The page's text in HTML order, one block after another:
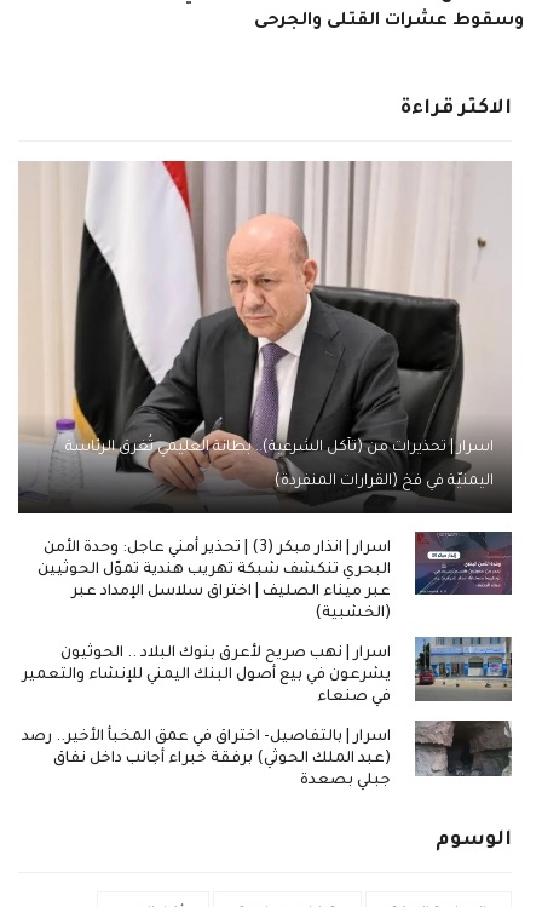
وسقوط عشرات القتلى والجرحى
الاكثر قراءة
اسرار | تحذيرات من (تآكل الشرعية).. بطانة العليمي تُغرق الرئاسة
اليمنيّة في فخ (القرارات المنفردة)
اسرار | انذار مبكر (3) | تحذير أمني عاجل: وحدة الأمن
البحري تنكشف شبكة تهريب هندية تموّل الحوثيين
عبر ميناء الصليف | اختراق سلاسل الإمداد عبر
(الخشبية)
اسرار | نهب صريح لأعرق بنوك البلاد .. الحوثيون
يشرعون في بيع أصول البنك اليمني للإنشاء والتعمير
في صنعاء
اسرار | بالتفاصيل- اختراق في عمق المخبأ الأخير.. رصد
(عبد الملك الحوثي) برفقة خبراء أجانب داخل نفاق
جبلي بصعدة
الوسوم